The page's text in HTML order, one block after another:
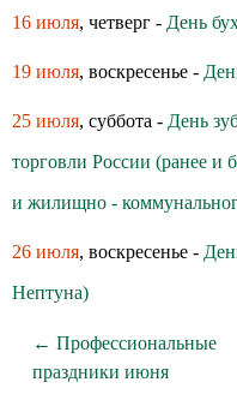
16 июля, четверг - День
19 июля, воскресенье -
25 июля, суббота - День
торговли России (ранее и
и жилищно -
26 июля, воскресенье -
Нептуна)
← Профессиональные
праздники июня